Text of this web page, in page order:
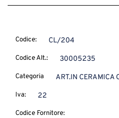
Codice: CL/204
Codice Alt.: 30005235
Categoria ART.IN CERAMICA
Iva: 22
Codice Fornitore: